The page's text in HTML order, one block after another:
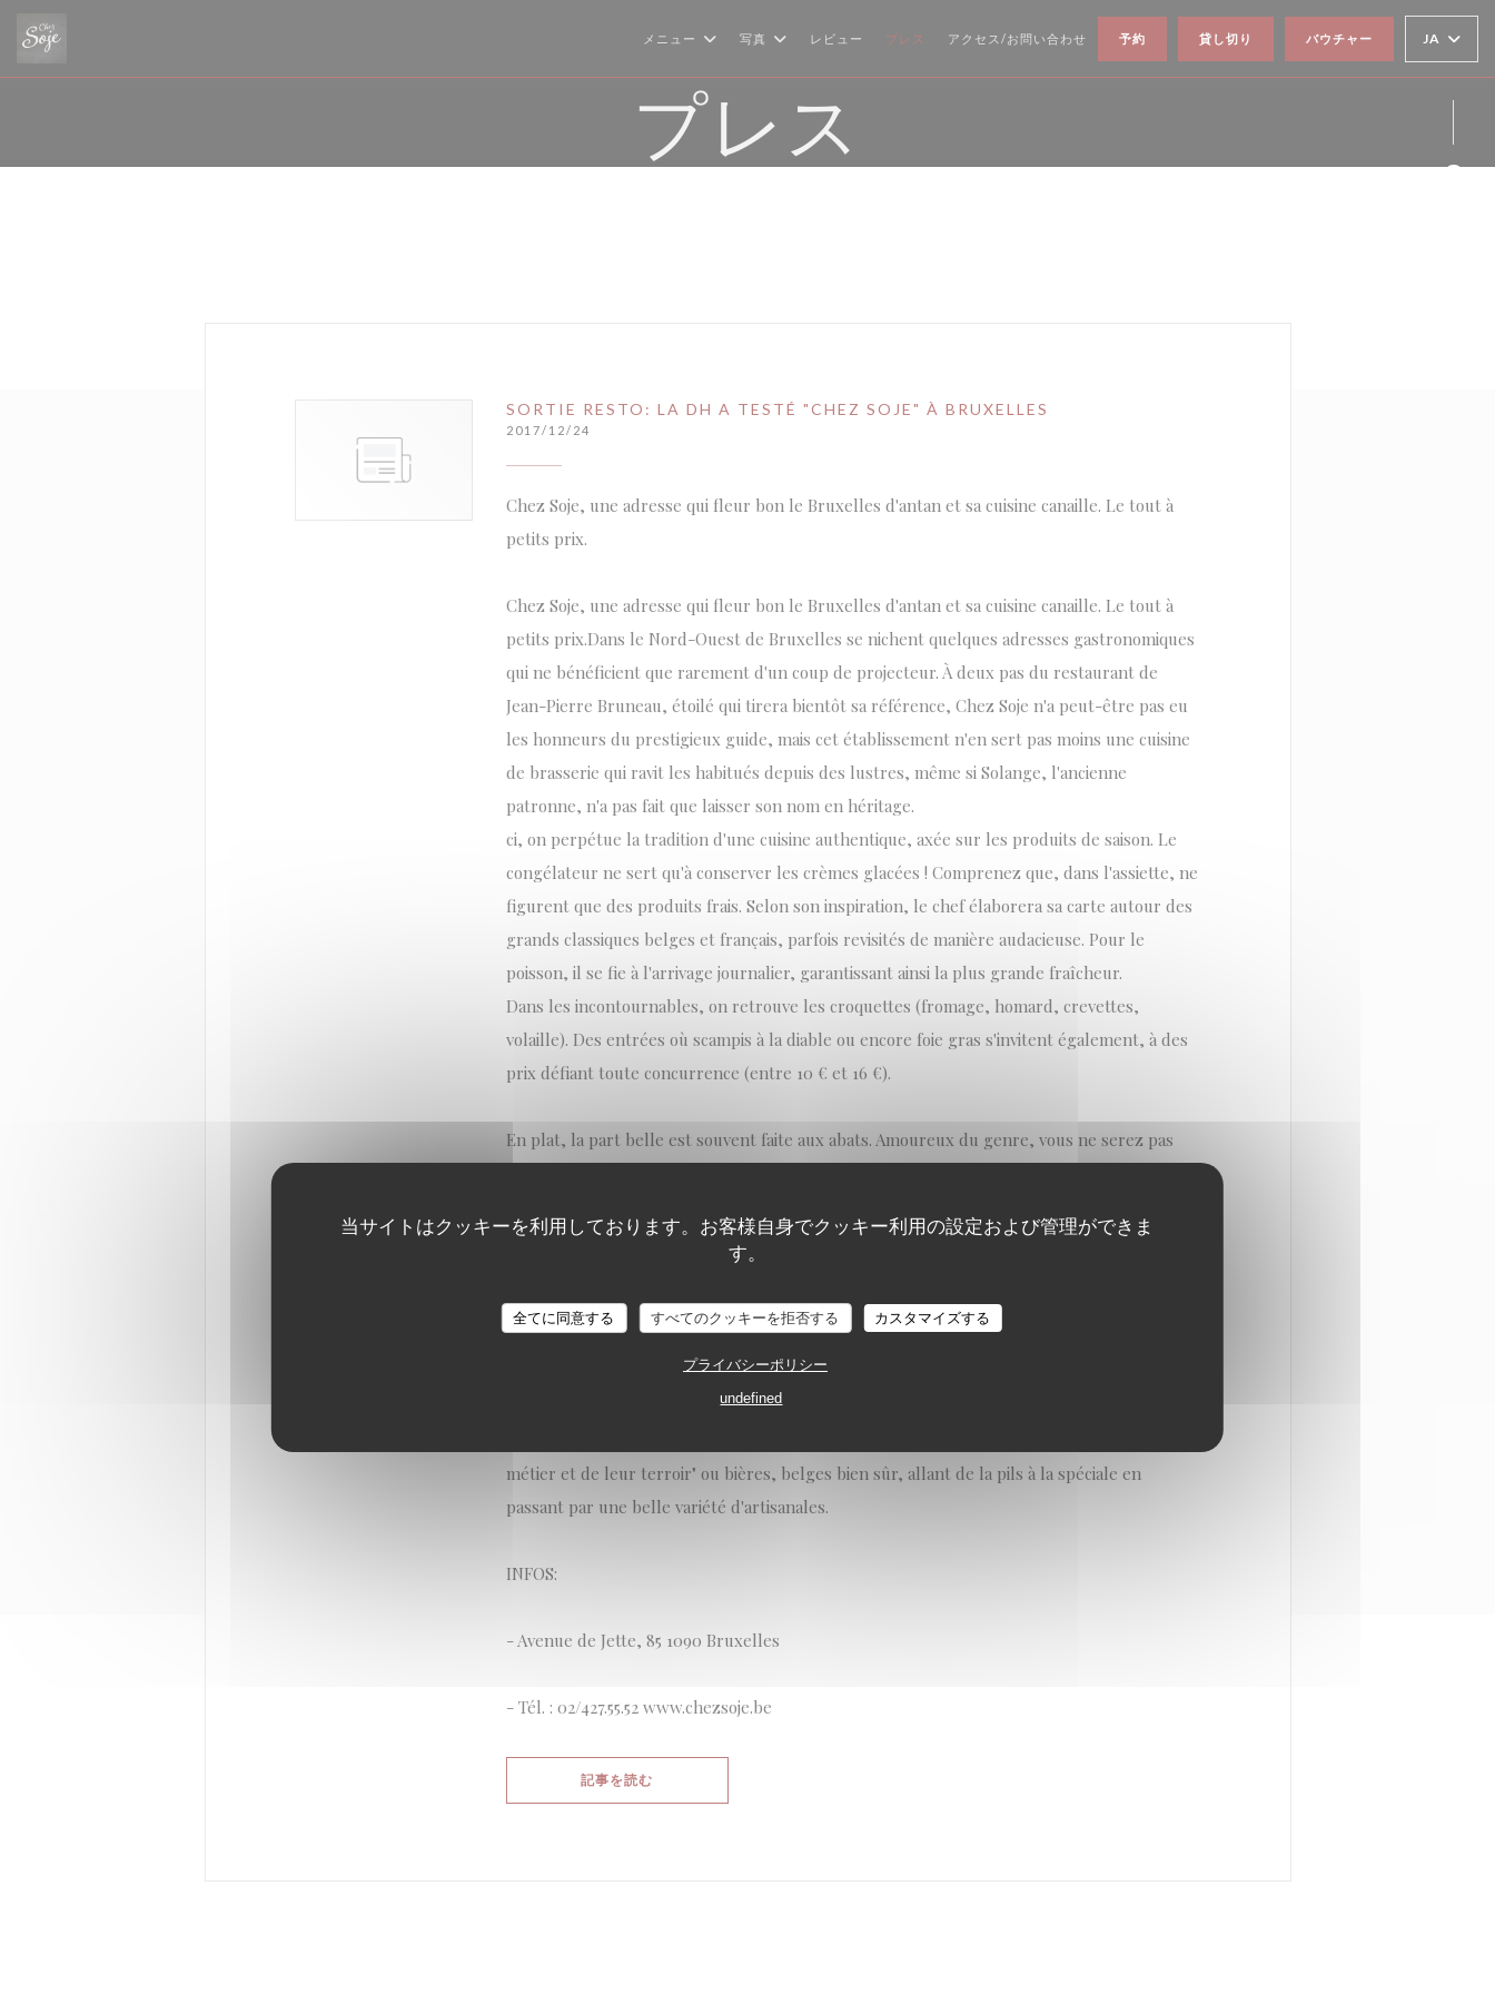
当サイトはクッキーを利用しております。お客様自身でクッキー利用の設定および管理ができま
す。
全てに同意する すべてのクッキーを拒否する カスタマイズする
プライバシーポリシー
undefined
メニュー 写真 レビュー プレス アクセス/お問い合わせ 予約 貸し切り バウチャー JA
プレス
SORTIE RESTO: LA DH A TESTÉ "CHEZ SOJE" À BRUXELLES
2017/12/24
Chez Soje, une adresse qui fleur bon le Bruxelles d'antan et sa cuisine canaille. Le tout à
petits prix.
Chez Soje, une adresse qui fleur bon le Bruxelles d'antan et sa cuisine canaille. Le tout à
petits prix.Dans le Nord-Ouest de Bruxelles se nichent quelques adresses gastronomiques
qui ne bénéficient que rarement d'un coup de projecteur. À deux pas du restaurant de
Jean-Pierre Bruneau, étoilé qui tirera bientôt sa référence, Chez Soje n'a peut-être pas eu
les honneurs du prestigieux guide, mais cet établissement n'en sert pas moins une cuisine
de brasserie qui ravit les habitués depuis des lustres, même si Solange, l'ancienne
patronne, n'a pas fait que laisser son nom en héritage.
ci, on perpétue la tradition d'une cuisine authentique, axée sur les produits de saison. Le
congélateur ne sert qu'à conserver les crèmes glacées ! Comprenez que, dans l'assiette, ne
figurent que des produits frais. Selon son inspiration, le chef élaborera sa carte autour des
grands classiques belges et français, parfois revisités de manière audacieuse. Pour le
poisson, il se fie à l'arrivage journalier, garantissant ainsi la plus grande fraîcheur.
Dans les incontournables, on retrouve les croquettes (fromage, homard, crevettes,
volaille). Des entrées où scampis à la diable ou encore foie gras s'invitent également, à des
prix défiant toute concurrence (entre 10 € et 16 €).
En plat, la part belle est souvent faite aux abats. Amoureux du genre, vous ne serez pas
poisson (entre 20 € et 28 €).
On vous recommande aussi le menu au rapport qualité-prix parfaitement étudié (35 €) qui
vous laisse le choix entre 4 ou 5 entrées et autant de plats, avant de terminer par un
dessert à la carte (ou plutôt au tableau).
métier et de leur terroir" ou bières, belges bien sûr, allant de la pils à la spéciale en
passant par une belle variété d'artisanales.
INFOS:
- Avenue de Jette, 85 1090 Bruxelles
- Tél. : 02/427.55.52 www.chezsoje.be
記事を読む